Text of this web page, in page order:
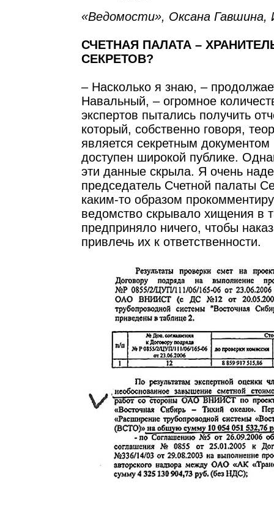
«Ведомости», Оксана Гавшина,
СЧЕТНАЯ ПАЛАТА –
СЕКРЕТОВ?
– Насколько я знаю, –
Навальный, – огромное
экспертов пытались получить
который, собственно говоря,
является секретным
доступен широкой публике.
эти данные скрыла. Я очень
председатель Счетной палаты
каким-то образом
ведомство скрывало хищения в
предприняло ничего, чтобы
привлечь их к ответственности.